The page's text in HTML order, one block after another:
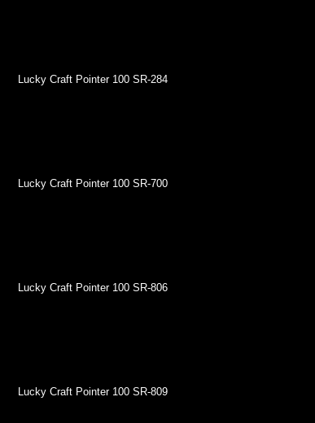
Lucky Craft Pointer 100 SR-284
Lucky Craft Pointer 100 SR-700
Lucky Craft Pointer 100 SR-806
Lucky Craft Pointer 100 SR-809